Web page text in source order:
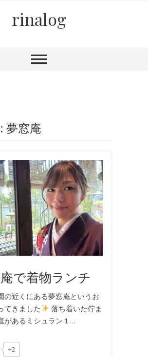
rinalog
夢窓庵
で着物ランチ
の近くにある夢窓庵というお
てきました
落ち着いた佇ま
があるミシュラン１…
+2